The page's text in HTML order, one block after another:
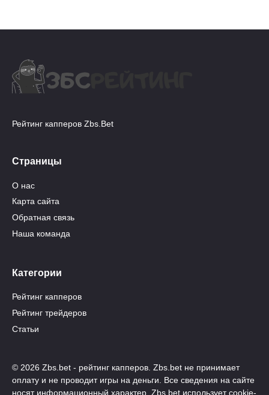
Рейтинг капперов Zbs.Bet
Страницы
О нас
Карта сайта
Обратная связь
Наша команда
Категории
Рейтинг капперов
Рейтинг трейдеров
Статьи
© 2026 Zbs.bet - рейтинг капперов. Zbs.bet не принимает
оплату и не проводит игры на деньги. Все сведения на сайте
носят информационный характер. Zbs.bet использует cookie-